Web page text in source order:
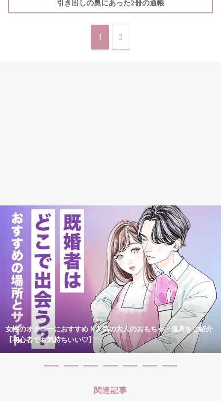
引き出しの奥にあった2冊の通帳
1 2
女性のオナニーにおすすめ！人気の大人のおもちゃ・道具をご紹介
【初心者でも気持ちいい♡】
関連記事